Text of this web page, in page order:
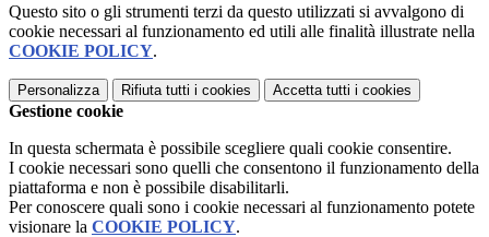
Questo sito o gli strumenti terzi da questo utilizzati si avvalgono di
cookie necessari al funzionamento ed utili alle finalità illustrate nella
COOKIE POLICY.
Personalizza Rifiuta tutti i cookies Accetta tutti i cookies
Gestione cookie
In questa schermata è possibile scegliere quali cookie consentire.
I cookie necessari sono quelli che consentono il funzionamento della
piattaforma e non è possibile disabilitarli.
Per conoscere quali sono i cookie necessari al funzionamento potete
visionare la COOKIE POLICY.